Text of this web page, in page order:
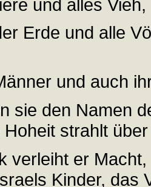
und alles
Erde und alle
und auch
sie den Namen
strahlt
verleiht er
Kinder, das